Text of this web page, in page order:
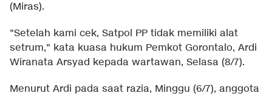
(Miras).
"Setelah kami cek, Satpol PP tidak memiliki alat
setrum," kata kuasa hukum Pemkot Gorontalo, Ardi
Wiranata Arsyad kepada wartawan, Selasa (8/7).
Menurut Ardi pada saat razia, Minggu (6/7), anggota